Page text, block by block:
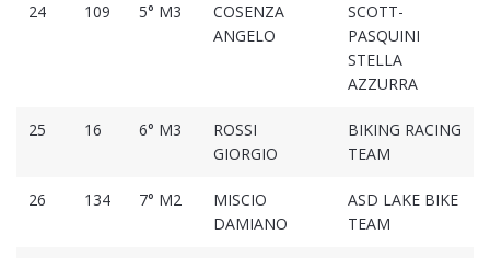
24 109 5° M3
COSENZA
ANGELO
SCOTT-
PASQUINI
STELLA
AZZURRA
25 16 6° M3
ROSSI
GIORGIO
BIKING RACING
TEAM
26 134 7° M2
MISCIO
DAMIANO
ASD LAKE BIKE
TEAM